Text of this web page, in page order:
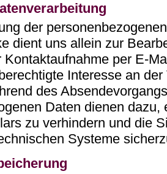
der
dient uns allein zur
Kontaktaufnahme per E-
Interesse an
des
Daten dienen dazu,
zu verhindern und die
Systeme